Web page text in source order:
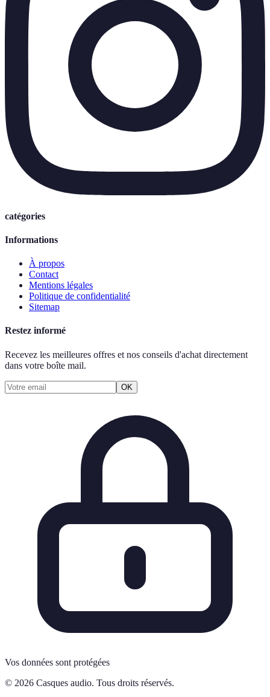
catégories
Informations
À propos
Contact
Mentions légales
Politique de confidentialité
Sitemap
Restez informé
Recevez les meilleures offres et nos conseils d'achat directement
dans votre boîte mail.
OK
Vos données sont protégées
© 2026 Casques audio. Tous droits réservés.